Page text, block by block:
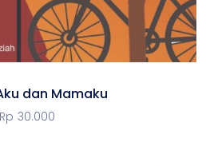
dan Mamaku
Rp 30.000